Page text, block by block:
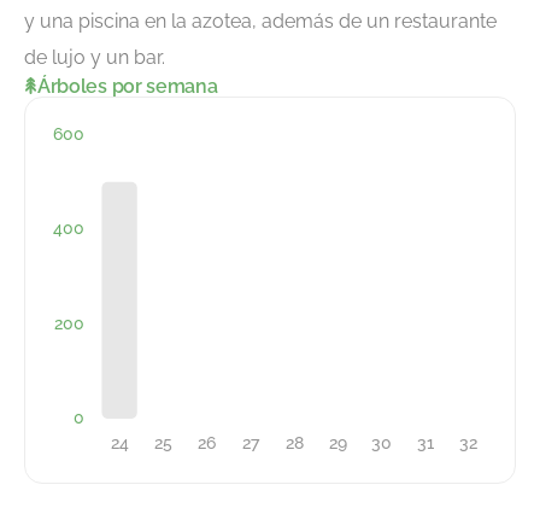
y una piscina en la azotea, además de un restaurante
de lujo y un bar.
Árboles por semana